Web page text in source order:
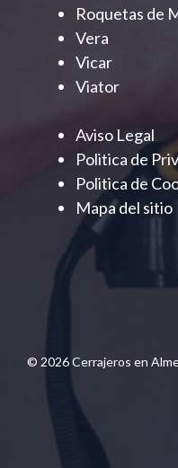
Roquetas de
Vera
Vicar
Viator
Aviso Legal
Politica de
Politica de
Mapa del sitio
© 2026 Cerrajeros en